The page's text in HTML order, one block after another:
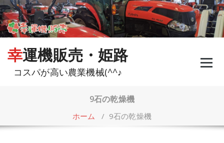
コ
ン
テ
ン
幸運機販売・姫路
コスパが高い農業機械(^^♪
9石の乾燥機
ホーム / 9石の乾燥機